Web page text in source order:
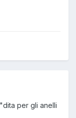
per gli anelli